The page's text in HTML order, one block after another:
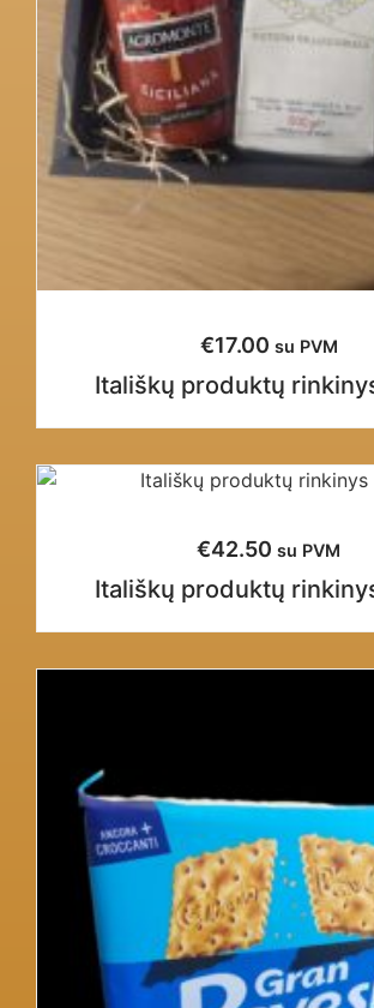
€17.00 su PVM
Itališkų produktų
€42.50 su PVM
Itališkų produktų